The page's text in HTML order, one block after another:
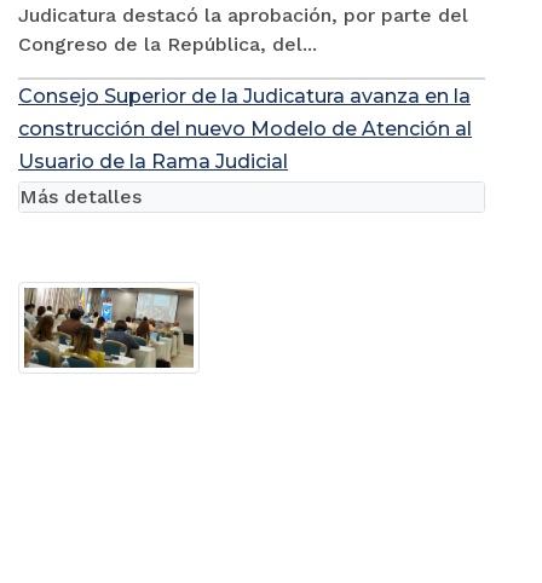
Judicatura destacó la aprobación, por parte del
Congreso de la República, del...
Consejo Superior de la Judicatura avanza en la
construcción del nuevo Modelo de Atención al
Usuario de la Rama Judicial
Más detalles